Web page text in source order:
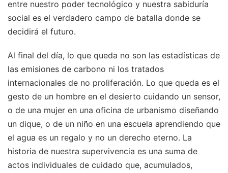
entre nuestro poder tecnológico y nuestra sabiduría
social es el verdadero campo de batalla donde se
decidirá el futuro.
Al final del día, lo que queda no son las estadísticas de
las emisiones de carbono ni los tratados
internacionales de no proliferación. Lo que queda es el
gesto de un hombre en el desierto cuidando un sensor,
o de una mujer en una oficina de urbanismo diseñando
un dique, o de un niño en una escuela aprendiendo que
el agua es un regalo y no un derecho eterno. La
historia de nuestra supervivencia es una suma de
actos individuales de cuidado que, acumulados,